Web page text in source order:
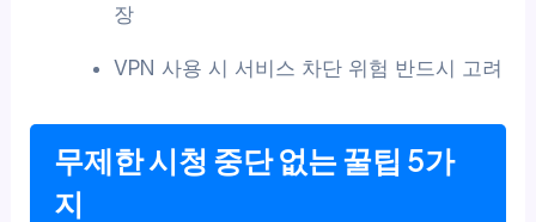
장
VPN 사용 시 서비스 차단 위험 반드시 고려
무제한 시청 중단 없는 꿀팁 5가
지